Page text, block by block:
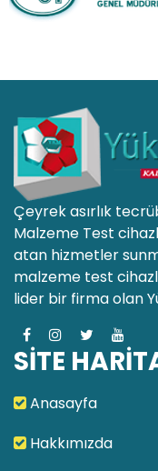
Çeyrek asırlık
Malzeme Test
atan hizmetler
malzeme test
lider bir firma olan
SİTE
Anasayfa
Hakkımızda